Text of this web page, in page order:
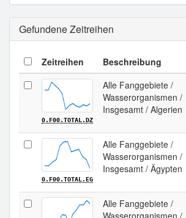
Gefundene Zeitreihen
Zeitreihen Beschreibung
0.F00.TOTAL.DZ
Alle Fanggebiete /
Wasserorganismen /
Insgesamt / Algerien
0.F00.TOTAL.EG
Alle Fanggebiete /
Wasserorganismen /
Insgesamt / Ägypten
Alle Fanggebiete /
Wasserorganismen /